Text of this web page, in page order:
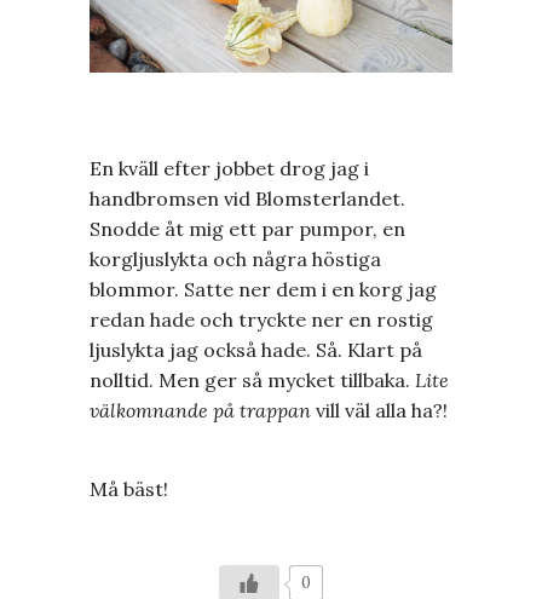
En kväll efter jobbet drog jag i
handbromsen vid Blomsterlandet.
Snodde åt mig ett par pumpor, en
korgljuslykta och några höstiga
blommor. Satte ner dem i en korg jag
redan hade och tryckte ner en rostig
ljuslykta jag också hade. Så. Klart på
nolltid. Men ger så mycket tillbaka. Lite
välkomnande på trappan vill väl alla ha?!
Må bäst!
0